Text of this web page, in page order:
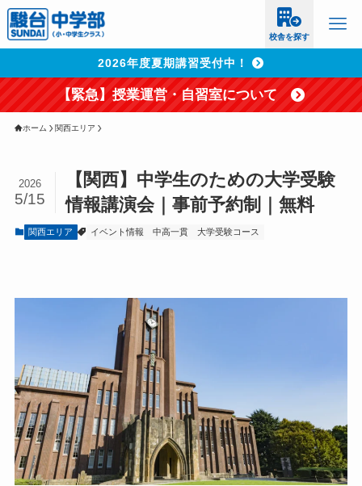
校舎を探す
2026年度夏期講習受付中！
【緊急】授業運営・自習室について
ホーム 関西エリア
【関西】中学生のための大学受験
情報講演会｜事前予約制｜無料
2026
5/15
関西エリア イベント情報 中高一貫 大学受験コース